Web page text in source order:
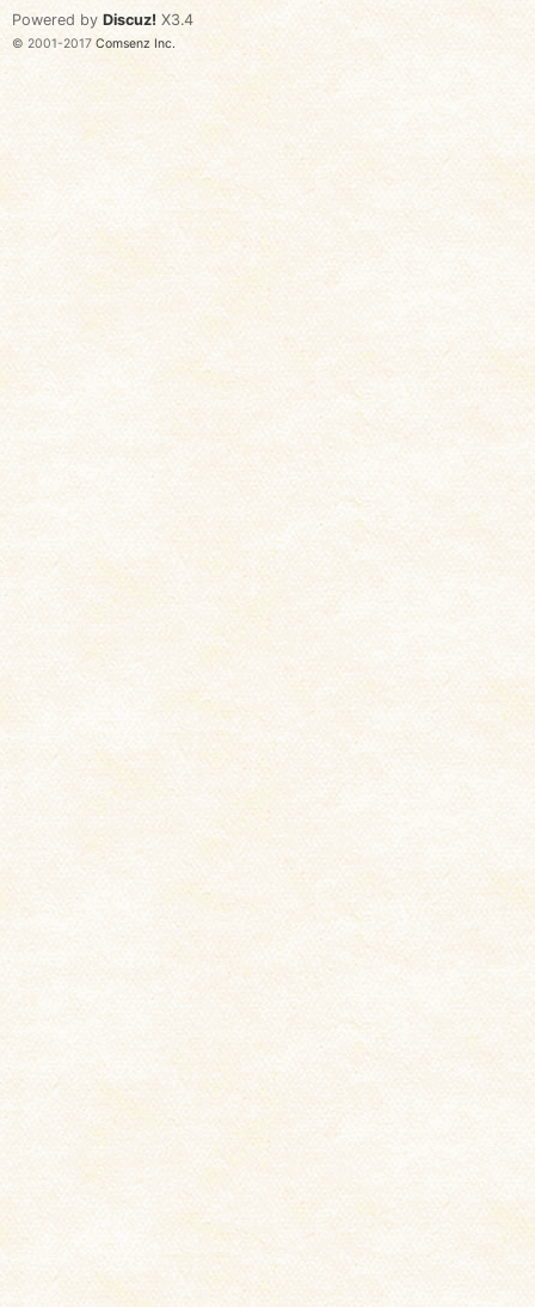
Powered by Discuz! X3.4
© 2001-2017 Comsenz Inc.